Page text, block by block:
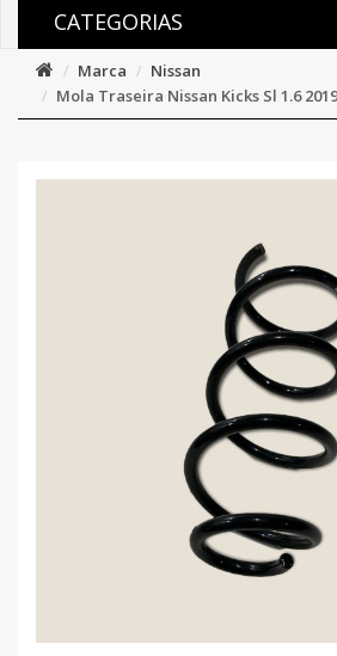
CATEGORIAS
Marca
Nissan
Mola Traseira Nissan Kicks Sl 1.6